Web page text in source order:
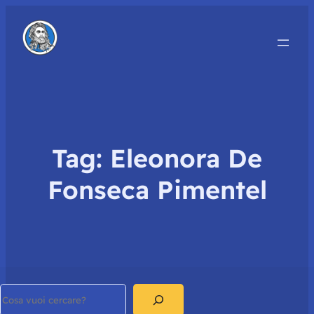
Tag: Eleonora De
Fonseca Pimentel